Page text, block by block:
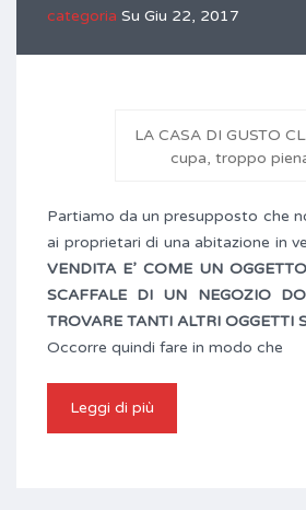
categoria Su Giu 22, 2017
LA CASA DI GUSTO
cupa, troppo
Partiamo da un presupposto che
ai proprietari di una abitazione in
VENDITA E’ COME UN
SCAFFALE DI UN NEGOZIO
TROVARE TANTI ALTRI OGGETTI
Occorre quindi fare in modo che
Leggi di più